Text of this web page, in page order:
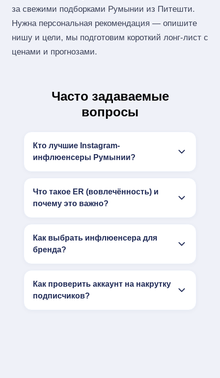
за свежими подборками Румынии из Питешти.
Нужна персональная рекомендация — опишите
нишу и цели, мы подготовим короткий лонг‑лист с
ценами и прогнозами.
Часто задаваемые
вопросы
Кто лучшие Instagram-
инфлюенсеры Румынии?
Что такое ER (вовлечённость) и
почему это важно?
Как выбрать инфлюенсера для
бренда?
Как проверить аккаунт на накрутку
подписчиков?